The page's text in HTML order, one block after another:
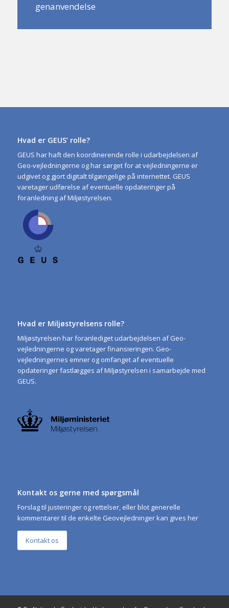
genanvendelse
Hvad er GEUS’ rolle?
GEUS har haft den koordinerende rolle i udarbejdelsen af
Geo-vejledningerne og har sørget for at vejledningerne er
udgivet og gjort digitalt tilgængelige på internettet. GEUS
varetager udførelse af eventuelle opdateringer på
foranledning af Miljøstyrelsen.
Hvad er Miljøstyrelsens rolle?
Miljøstyrelsen har foranlediget udarbejdelsen af Geo-
vejledningerne og varetager finansieringen. Geo-
vejledningernes emner og omfanget af eventuelle
opdateringer fastlægges af Miljøstyrelsen i samarbejde med
GEUS.
Kontakt os gerne med spørgsmål
Forslag til justeringer og rettelser, eller blot generelle
kommentarer til de enkelte Geovejledninger kan gives her
Kontakt os